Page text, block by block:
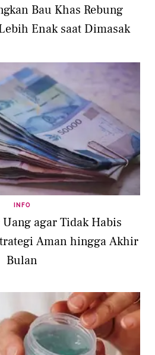
Bau Khas Rebung
Enak saat Dimasak
INFO
agar Tidak Habis
Aman hingga Akhir
Bulan